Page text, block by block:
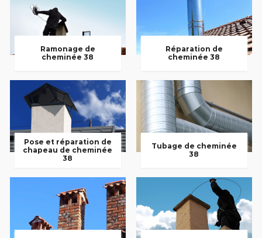
Ramonage de
cheminée 38
Réparation de
cheminée 38
Pose et réparation de
chapeau de cheminée
38
Tubage de cheminée
38